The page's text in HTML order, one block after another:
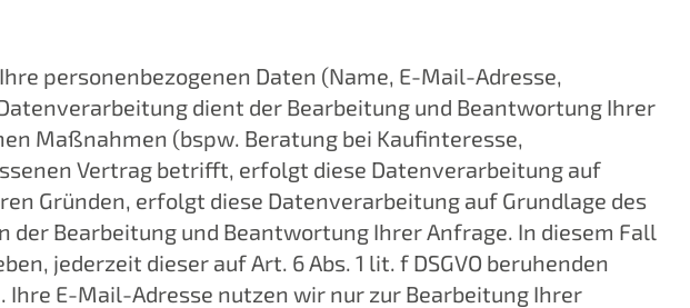
personenbezogenen Daten (Name, E-Mail-Adresse,
dient der Bearbeitung und Beantwortung Ihrer
Maßnahmen (bspw. Beratung bei Kaufinteresse,
Vertrag betrifft, erfolgt diese Datenverarbeitung auf
Gründen, erfolgt diese Datenverarbeitung auf Grundlage des
der Bearbeitung und Beantwortung Ihrer Anfrage. In diesem Fall
jederzeit dieser auf Art. 6 Abs. 1 lit. f DSGVO beruhenden
E-Mail-Adresse nutzen wir nur zur Bearbeitung Ihrer